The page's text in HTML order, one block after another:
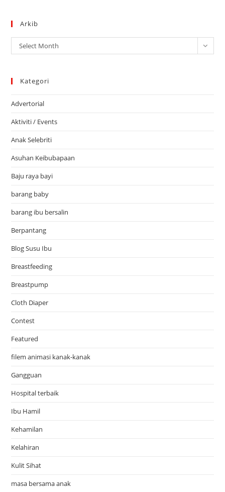
Arkib
Arkib
Select Month
Kategori
Advertorial
Aktiviti / Events
Anak Selebriti
Asuhan Keibubapaan
Baju raya bayi
barang baby
barang ibu bersalin
Berpantang
Blog Susu Ibu
Breastfeeding
Breastpump
Cloth Diaper
Contest
Featured
filem animasi kanak-kanak
Gangguan
Hospital terbaik
Ibu Hamil
Kehamilan
Kelahiran
Kulit Sihat
masa bersama anak